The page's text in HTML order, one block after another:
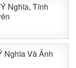
Nghĩa, Tính
Nghĩa Và Ảnh